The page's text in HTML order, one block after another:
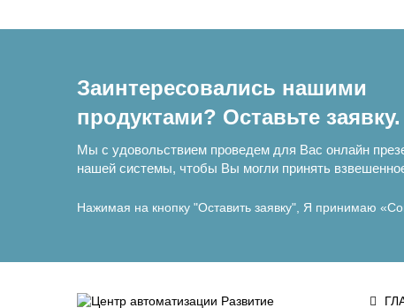
Заинтересовались нашими
продуктами? Оставьте заявку.
Мы с удовольствием проведем для Вас онлайн
нашей системы, чтобы Вы могли принять
Нажимая на кнопку "Оставить заявку", Я принимаю